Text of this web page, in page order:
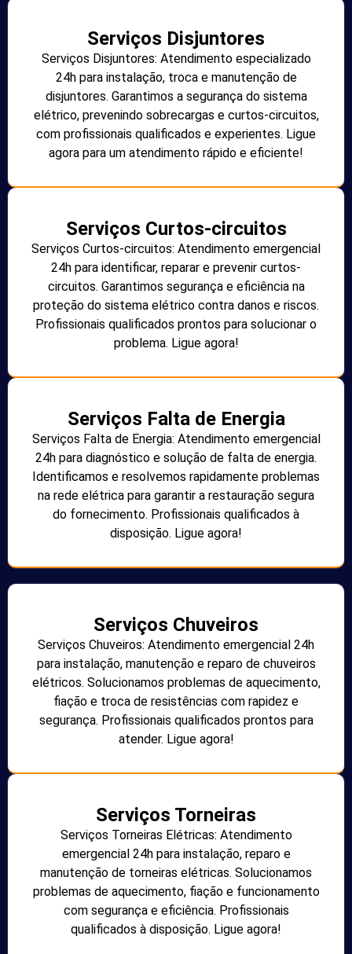
Serviços Disjuntores
Serviços Disjuntores: Atendimento especializado
24h para instalação, troca e manutenção de
disjuntores. Garantimos a segurança do sistema
elétrico, prevenindo sobrecargas e curtos-circuitos,
com profissionais qualificados e experientes. Ligue
agora para um atendimento rápido e eficiente!
Serviços Curtos-circuitos
Serviços Curtos-circuitos: Atendimento emergencial
24h para identificar, reparar e prevenir curtos-
circuitos. Garantimos segurança e eficiência na
proteção do sistema elétrico contra danos e riscos.
Profissionais qualificados prontos para solucionar o
problema. Ligue agora!
Serviços Falta de Energia
Serviços Falta de Energia: Atendimento emergencial
24h para diagnóstico e solução de falta de energia.
Identificamos e resolvemos rapidamente problemas
na rede elétrica para garantir a restauração segura
do fornecimento. Profissionais qualificados à
disposição. Ligue agora!
Serviços Chuveiros
Serviços Chuveiros: Atendimento emergencial 24h
para instalação, manutenção e reparo de chuveiros
elétricos. Solucionamos problemas de aquecimento,
fiação e troca de resistências com rapidez e
segurança. Profissionais qualificados prontos para
atender. Ligue agora!
Serviços Torneiras
Serviços Torneiras Elétricas: Atendimento
emergencial 24h para instalação, reparo e
manutenção de torneiras elétricas. Solucionamos
problemas de aquecimento, fiação e funcionamento
com segurança e eficiência. Profissionais
qualificados à disposição. Ligue agora!